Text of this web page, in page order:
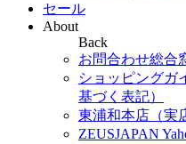
セール
About
Back
お問合わせ総合
ショッピングガ
基づく表記）
東浦和本店（実
ZEUSJAPAN